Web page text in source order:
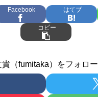
Facebook はてブ
コピー
貴（fumitaka）をフォロー